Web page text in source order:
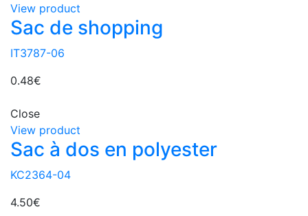
View product
Sac de shopping
IT3787-06
0.48€
Close
View product
Sac à dos en polyester
KC2364-04
4.50€